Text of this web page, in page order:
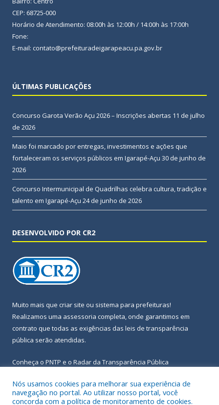
CEP: 68725-000
Horário de Atendimento: 08:00h às 12:00h / 14:00h às 17:00h
Fone:
E-mail: contato@prefeituradeigarapeacu.pa.gov.br
ÚLTIMAS PUBLICAÇÕES
Concurso Garota Verão Açu 2026 – Inscrições abertas 11 de julho
de 2026
Maio foi marcado por entregas, investimentos e ações que
fortaleceram os serviços públicos em Igarapé-Açu 30 de junho de
2026
Concurso Intermunicipal de Quadrilhas celebra cultura, tradição e
talento em Igarapé-Açu 24 de junho de 2026
DESENVOLVIDO POR CR2
Muito mais que criar site ou sistema para prefeituras!
Realizamos uma assessoria completa, onde garantimos em
contrato que todas as exigências das leis de transparência
pública serão atendidas.
Conheça o PNTP e o Radar da Transparência Pública
Nós usamos cookies para melhorar sua experiência de
navegação no portal. Ao utilizar nosso portal, você
concorda com a política de monitoramento de cookies.